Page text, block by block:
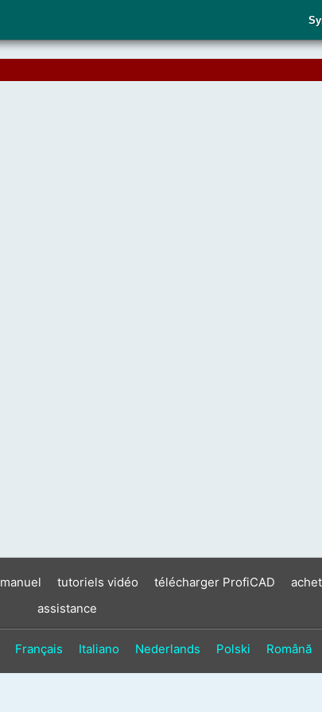
manuel tutoriels vidéo télécharger ProfiCAD
assistance
Français Italiano Nederlands Polski Română